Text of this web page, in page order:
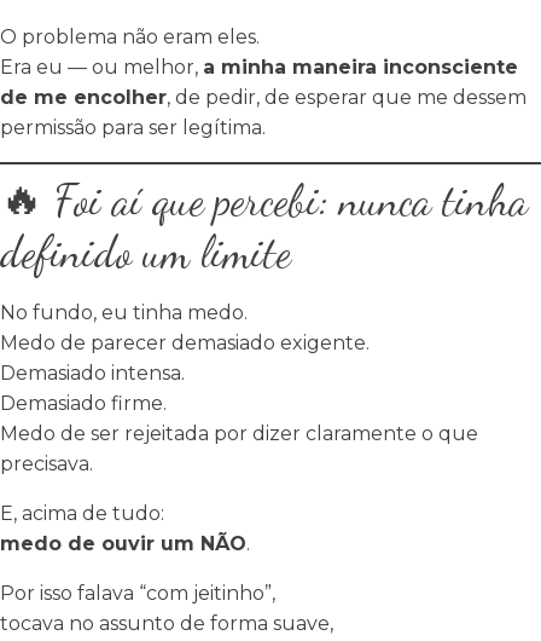
O problema não eram eles.
Era eu — ou melhor, a minha maneira inconsciente
de me encolher, de pedir, de esperar que me dessem
permissão para ser legítima.
🔥 Foi aí que percebi: nunca tinha
definido um limite
No fundo, eu tinha medo.
Medo de parecer demasiado exigente.
Demasiado intensa.
Demasiado firme.
Medo de ser rejeitada por dizer claramente o que
precisava.
E, acima de tudo:
medo de ouvir um NÃO.
Por isso falava “com jeitinho”,
tocava no assunto de forma suave,